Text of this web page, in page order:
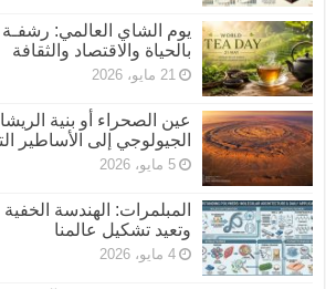
يوم الشاي العالمي:
بالحياة والاقتصاد والثقافة
21 مايو، 2026
عين الصحراء أو بنية
الجيولوجي إلى الأساطير
5 مايو، 2026
المبلمرات: الهندسة
وتعيد تشكيل عالمنا
4 مايو، 2026